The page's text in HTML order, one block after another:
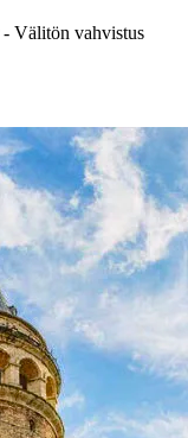
- Välitön vahvistus